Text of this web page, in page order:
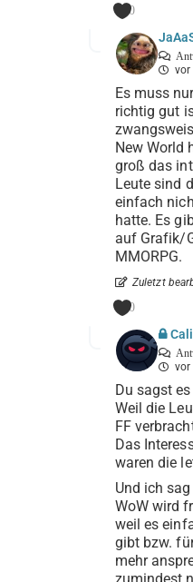
0
vor
Es muss
richtig gut
New World
groß das
Leute sind
einfach
hatte. Es
auf Grafik/
MMORPG.
Zuletzt
0
vor
Du sagst
Weil die
FF
Das
waren die
Und ich
WoW wird
weil es
gibt bzw.
mehr